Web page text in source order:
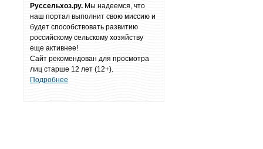
Руссельхоз.ру. Мы надеемся, что
наш портал выполнит свою миссию и
будет способствовать развитию
российскому сельскому хозяйству
еще активнее!
Сайт рекомендован для просмотра
лиц старше 12 лет (12+).
Подробнее